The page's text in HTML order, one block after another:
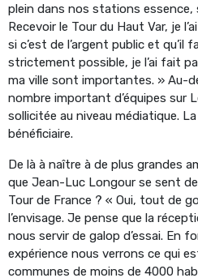
plein dans nos stations essence,
Recevoir le Tour du Haut Var, je
si c’est de l’argent public et qu’il
strictement possible, je l’ai fait
ma ville sont importantes. » Au-
nombre important d’équipes sur
sollicitée au niveau médiatique.
bénéficiaire.
De là à naître à de plus grandes
que Jean-Luc Longour se sent
Tour de France ? « Oui, tout de
l’envisage. Je pense que la
nous servir de galop d’essai. En
expérience nous verrons ce qui
communes de moins de 4000